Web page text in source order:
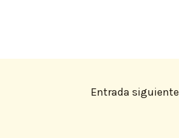
Entrada siguiente